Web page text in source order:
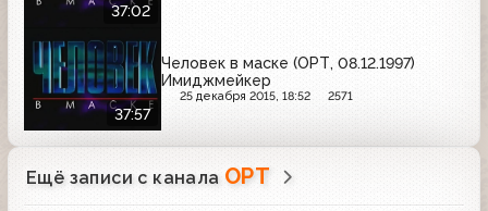
37:02
37:57
Человек в маске (ОРТ, 08.12.1997)
Имиджмейкер
25 декабря 2015, 18:52 2571
Ещё записи с канала ОРТ